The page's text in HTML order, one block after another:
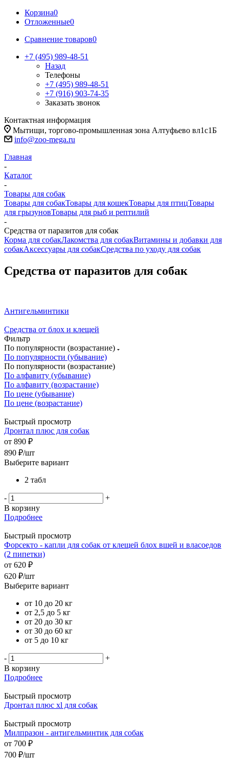
Корзина0
Отложенные0
Сравнение товаров0
+7 (495) 989-48-51
Назад
Телефоны
+7 (495) 989-48-51
+7 (916) 903-74-35
Заказать звонок
Контактная информация
Мытищи, торгово-промышленная зона Алтуфьево вл1с1Б
info@zoo-mega.ru
Главная
-
Каталог
-
Товары для собак
Товары для собакТовары для кошекТовары для птицТовары
для грызуновТовары для рыб и рептилий
-
Средства от паразитов для собак
Корма для собакЛакомства для собакВитамины и добавки для
собакАксессуары для собакСредства по уходу для собак
Средства от паразитов для собак
Антигельминтики
Средства от блох и клещей
Фильтр
По популярности (возрастание)
По популярности (убывание)
По популярности (возрастание)
По алфавиту (убывание)
По алфавиту (возрастание)
По цене (убывание)
По цене (возрастание)
Быстрый просмотр
Дронтал плюс для собак
от 890 ₽
890 ₽/шт
Выберите вариант
2 табл
-
+
В корзину
Подробнее
Быстрый просмотр
Форсекто - капли для собак от клещей блох вшей и власоедов
(2 пипетки)
от 620 ₽
620 ₽/шт
Выберите вариант
от 10 до 20 кг
от 2,5 до 5 кг
от 20 до 30 кг
от 30 до 60 кг
от 5 до 10 кг
-
+
В корзину
Подробнее
Быстрый просмотр
Дронтал плюс xl для собак
Быстрый просмотр
Милпразон - антигельминтик для собак
от 700 ₽
700 ₽/шт